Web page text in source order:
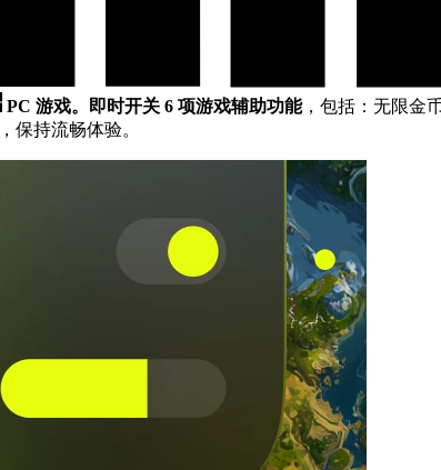
PC 游戏。 即时开关 6 项游戏辅助功能，包括：无限金
保持流畅体验。